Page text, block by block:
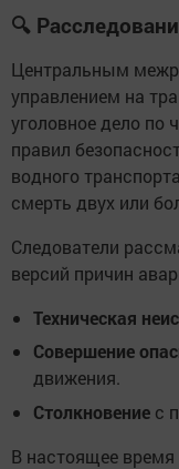
🔍
Центральным
управлением на
уголовное дело по
правил
водного
смерть двух или
Следователи
версий причин
Техническая
Совершение
движения.
Столкновение с
В настоящее